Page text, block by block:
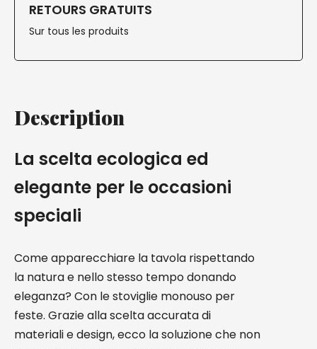
RETOURS GRATUITS
Sur tous les produits
Description
La scelta ecologica ed
elegante per le occasioni
speciali
Come apparecchiare la tavola rispettando
la natura e nello stesso tempo donando
eleganza? Con le stoviglie monouso per
feste. Grazie alla scelta accurata di
materiali e design, ecco la soluzione che non